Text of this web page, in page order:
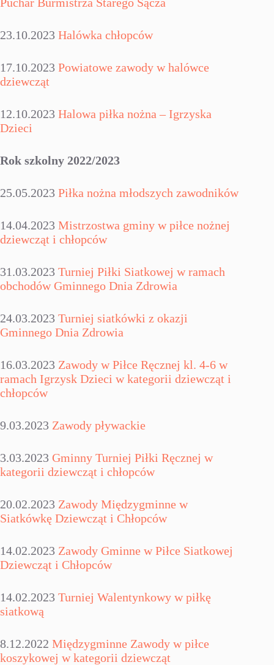
23.10.2023 Halówka chłopców
17.10.2023 Powiatowe zawody w halówce
dziewcząt
12.10.2023 Halowa piłka nożna – Igrzyska
Dzieci
Rok szkolny 2022/2023
25.05.2023 Piłka nożna młodszych zawodników
14.04.2023 Mistrzostwa gminy w piłce nożnej
dziewcząt i chłopców
31.03.2023 Turniej Piłki Siatkowej w ramach
obchodów Gminnego Dnia Zdrowia
24.03.2023 Turniej siatkówki z okazji
Gminnego Dnia Zdrowia
16.03.2023 Zawody w Piłce Ręcznej kl. 4-6 w
ramach Igrzysk Dzieci w kategorii dziewcząt i
chłopców
9.03.2023 Zawody pływackie
3.03.2023 Gminny Turniej Piłki Ręcznej w
kategorii dziewcząt i chłopców
20.02.2023 Zawody Międzygminne w
Siatkówkę Dziewcząt i Chłopców
14.02.2023 Zawody Gminne w Piłce Siatkowej
Dziewcząt i Chłopców
14.02.2023 Turniej Walentynkowy w piłkę
siatkową
8.12.2022 Międzygminne Zawody w piłce
koszykowej w kategorii dziewcząt